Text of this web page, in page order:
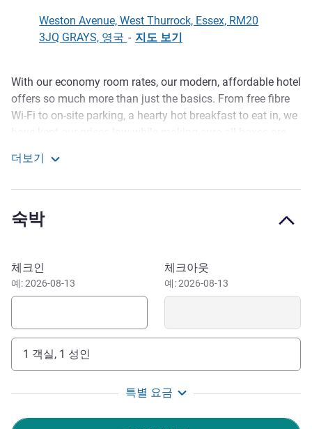
Weston Avenue, West Thurrock, Essex, RM20
3JQ GRAYS, 영국 - 지도 보기
호텔설명
With our economy room rates, our modern, affordable hotel
offers so much more than just the basics. From free fibre
Wi-Fi to on-site parking, a hearty hot breakfast to eat in, we
restaurant offers relaxing spots for enjoying dinners . And
The ibis London Thurrock hotel is ideally located near the
Bridge and nine from Tilbury Docks. With central London
just 30 minutes away, it offers a convenient stay for
business and leisure travelers. Tucked off the motorway,
designed for comfort and relaxation. Each room features a
signature Sweet Bed and a refreshing power shower,
ensuring guests have everything needed to unwind after a
offers great convenience. Just minutes from Lakeside
더보기
숙박
이 호텔 예약하기
체크인
예: 2026-08-13
체크아웃
예: 2026-08-13
1 객실, 1 성인
특별 요금